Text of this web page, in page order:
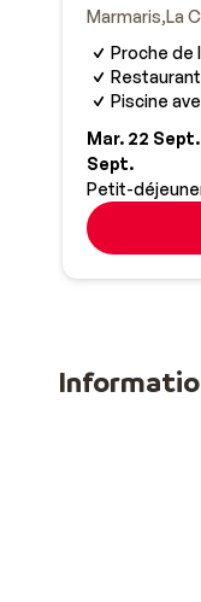
Marmaris La
Proche de
Piscine
Mar. 22
Sept.
Petit-